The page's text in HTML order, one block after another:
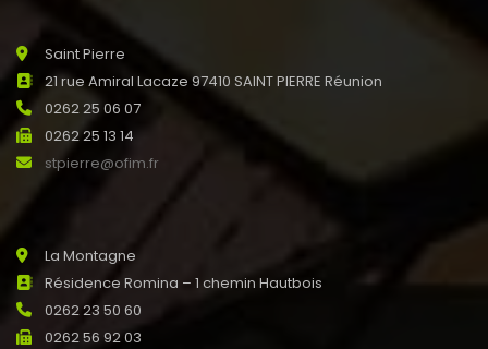
Saint Pierre
21 rue Amiral Lacaze 97410 SAINT PIERRE Réunion
0262 25 06 07
0262 25 13 14
stpierre@ofim.fr
La Montagne
Résidence Romina – 1 chemin Hautbois
0262 23 50 60
0262 56 92 03